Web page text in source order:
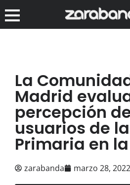
La
Madrid
percepción
usuarios de
Primaria en
zarabanda marzo 28, 2022